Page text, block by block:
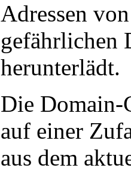
Adressen
gefährlichen
herunterlädt.
Die Domain-
auf einer
aus dem